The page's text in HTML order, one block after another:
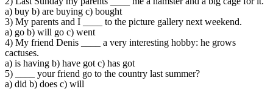
a) buy b) are buying c) bought
3) My parents and I ____ to the picture gallery next weekend.
a) go b) will go c) went
4) My friend Denis ____ a very interesting hobby: he grows
cactuses.
a) is having b) have got c) has got
5) ____ your friend go to the country last summer?
a) did b) does c) will